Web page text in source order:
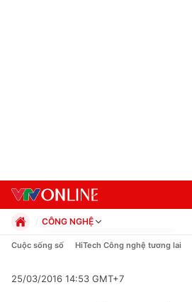
CÔNG NGHỆ
Chính trị
Pháp luật
Cuộc sống số HiTech Công nghệ tương lai
25/03/2016 14:53 GMT+7